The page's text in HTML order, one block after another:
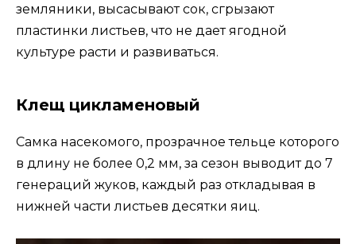
земляники, высасывают сок, сгрызают
пластинки листьев, что не дает ягодной
культуре расти и развиваться.
Клещ цикламеновый
Самка насекомого, прозрачное тельце которого
в длину не более 0,2 мм, за сезон выводит до 7
генераций жуков, каждый раз откладывая в
нижней части листьев десятки яиц.